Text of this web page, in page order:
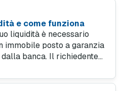
e come funziona
liquidità è necessario
immobile posto a garanzia
banca. Il richiedente